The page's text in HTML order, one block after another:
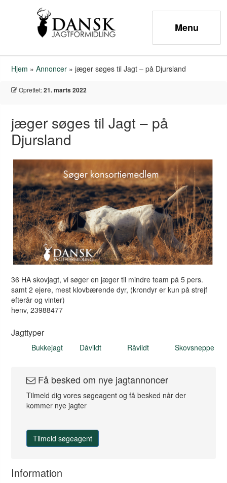
Hjem »Annoncer »jæger søges til Jagt – på Djursland
Oprettet:21. marts 2022
jæger søges til Jagt – på
Djursland
36 HA skovjagt, vi søger en jæger til mindre team på 5 pers.
samt 2 ejere, mest klovbærende dyr, (krondyr er kun på strejf
efterår og vinter)
henv, 23988477
Jagttyper
Bukkejagt Dåvildt Råvildt Skovsneppe
Få besked om nye jagtannoncer
Tilmeld dig vores søgeagent og få besked når der
kommer nye jagter
Tilmeld søgeagent
Information